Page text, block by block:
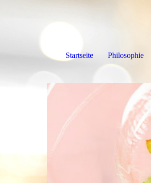
Startseite Philosophie